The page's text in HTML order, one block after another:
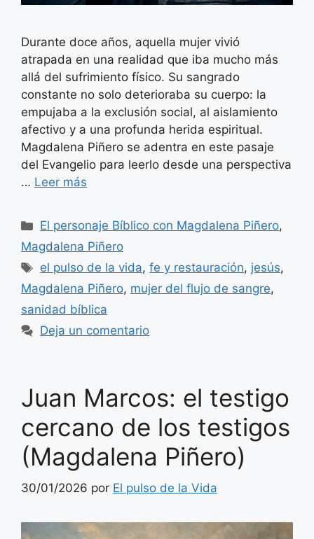
Durante doce años, aquella mujer vivió
atrapada en una realidad que iba mucho más
allá del sufrimiento físico. Su sangrado
constante no solo deterioraba su cuerpo: la
empujaba a la exclusión social, al aislamiento
afectivo y a una profunda herida espiritual.
Magdalena Piñero se adentra en este pasaje
del Evangelio para leerlo desde una perspectiva
… Leer más
Categorías
El personaje Bíblico con Magdalena Piñero,
Magdalena Piñero
Etiquetas
el pulso de la vida,fe y restauración, jesús,
Magdalena Piñero, mujer del flujo de sangre,
sanidad bíblica
Deja un comentario
Juan Marcos: el testigo
cercano de los testigos
(Magdalena Piñero)
30/01/2026 por El pulso de la Vida